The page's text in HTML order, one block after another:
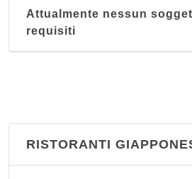
Attualmente nessun
requisiti
RISTORANTI